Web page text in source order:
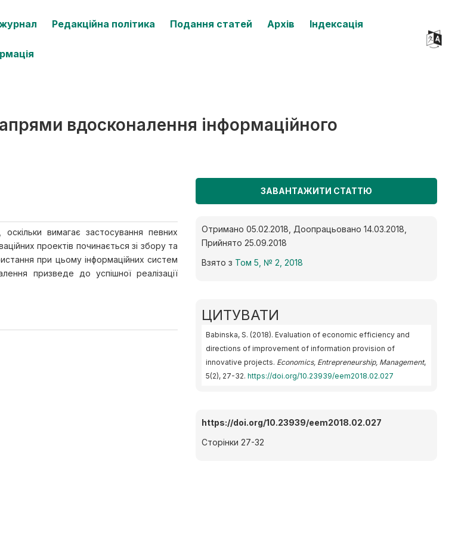
Редакційна політика Подання статей Архів Індексація
вдосконалення інформаційного
вимагає застосування певних
проектів починається зі збору та
при цьому інформаційних систем
призведе до успішної реалізації
ЗАВАНТАЖИТИ СТАТТЮ
Отримано 05.02.2018, Доопрацьовано 14.03.2018,
Прийнято 25.09.2018
Взято з Том 5, № 2, 2018
ЦИТУВАТИ
Babinska, S. (2018). Evaluation of economic efficiency and
directions of improvement of information provision of
innovative projects. Economics, Entrepreneurship, Management,
5(2), 27-32.https://doi.org/10.23939/eem2018.02.027
https://doi.org/10.23939/eem2018.02.027
Сторінки 27-32